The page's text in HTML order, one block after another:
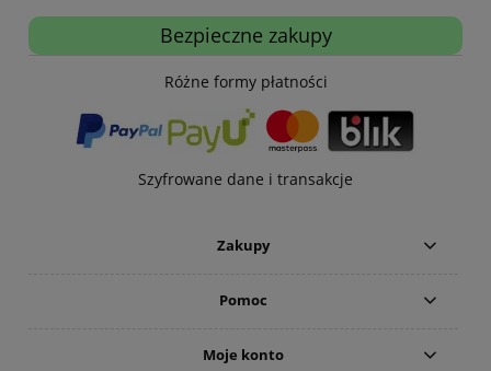
Bezpieczne zakupy
Różne formy płatności
Szyfrowane dane i transakcje
Zakupy
Pomoc
Moje konto